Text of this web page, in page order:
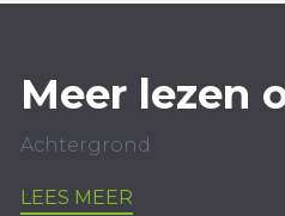
Meer lezen
Achtergrond
LEES MEER